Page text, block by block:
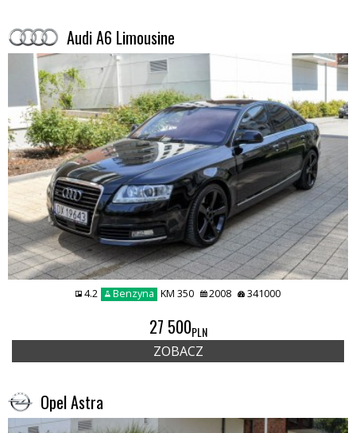
Audi A6 Limousine
4.2 Benzyna KM 350 2008 341000
27 500PLN
ZOBACZ
Opel Astra